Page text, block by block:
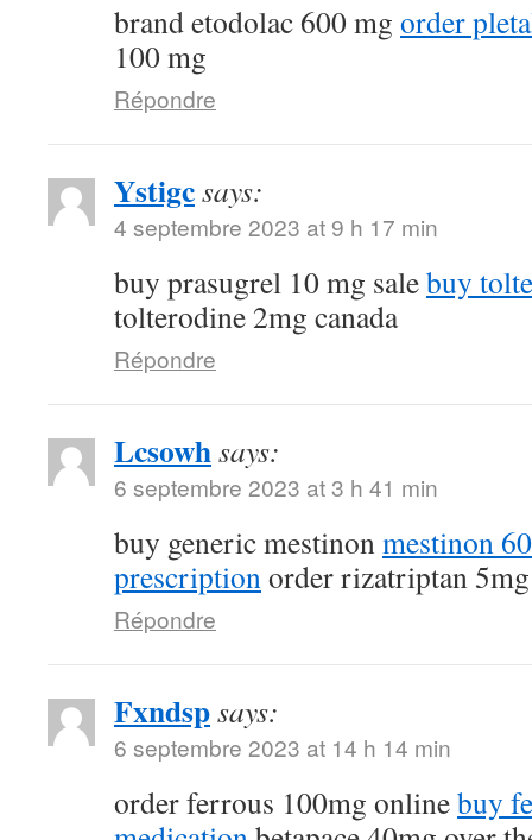
brand etodolac 600 mg order
100 mg
Répondre
Ystigcsays:
4 septembre 2023 at 9 h 17 min
buy prasugrel 10 mg salebuy
tolterodine 2mg canada
Répondre
Lcsowhsays:
6 septembre 2023 at 3 h 41 min
buy generic mestinonmestinon
prescriptionorder rizatriptan
Répondre
Fxndspsays:
6 septembre 2023 at 14 h 14 min
order ferrous 100mg onlinebuy